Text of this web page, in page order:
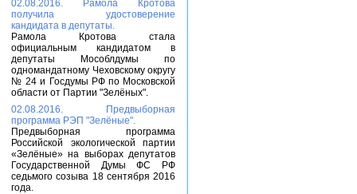
02.08.2016. Рамола Кротова
получила удостоверение
кандидата в депутаты.
Рамола Кротова стала
официальным кандидатом в
депутаты Мособлдумы по
одномандатному Чеховскому округу
№ 24 и Госдумы РФ по Московской
области от Партии "Зелёных".
02.08.2016. Предвыборная
программа РЭП "Зелёные".
Предвыборная программа
Российской экологической партии
«Зелёные» на выборах депутатов
Государственной Думы ФС РФ
седьмого созыва 18 сентября 2016
года.